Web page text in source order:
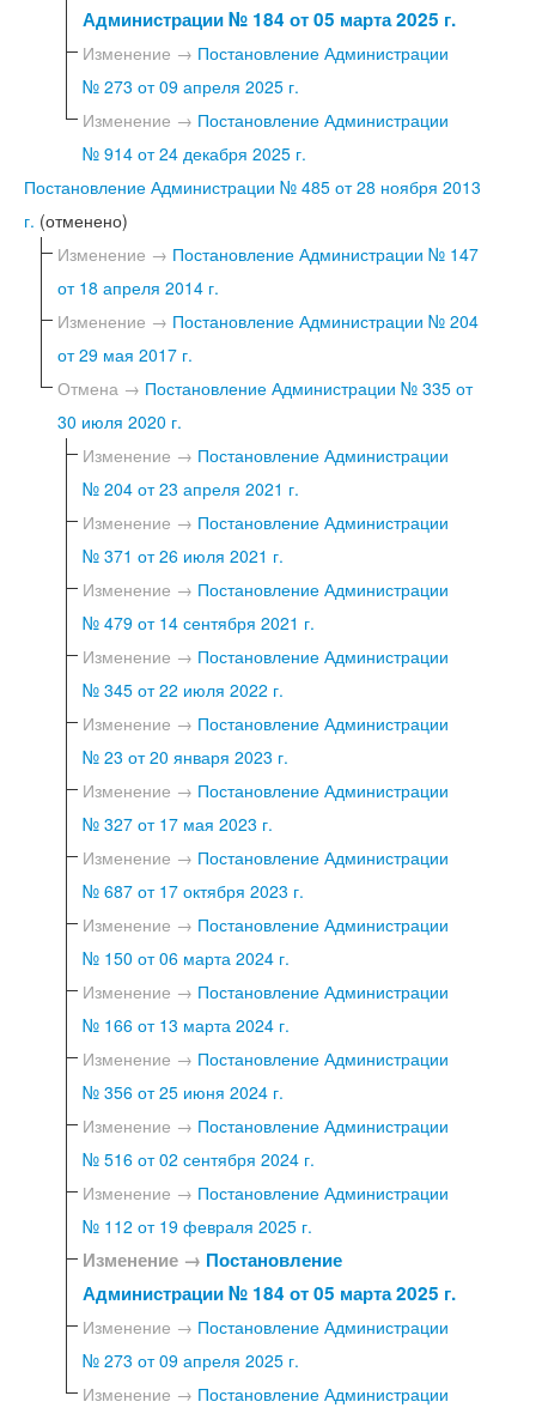
Администрации № 184 от 05 марта 2025 г.
Изменение → Постановление Администрации
№ 273 от 09 апреля 2025 г.
Изменение → Постановление Администрации
№ 914 от 24 декабря 2025 г.
Постановление Администрации № 485 от 28 ноября 2013
г. (отменено)
Изменение → Постановление Администрации № 147
от 18 апреля 2014 г.
Изменение → Постановление Администрации № 204
от 29 мая 2017 г.
Отмена → Постановление Администрации № 335 от
30 июля 2020 г.
Изменение → Постановление Администрации
№ 204 от 23 апреля 2021 г.
Изменение → Постановление Администрации
№ 371 от 26 июля 2021 г.
Изменение → Постановление Администрации
№ 479 от 14 сентября 2021 г.
Изменение → Постановление Администрации
№ 345 от 22 июля 2022 г.
Изменение → Постановление Администрации
№ 23 от 20 января 2023 г.
Изменение → Постановление Администрации
№ 327 от 17 мая 2023 г.
Изменение → Постановление Администрации
№ 687 от 17 октября 2023 г.
Изменение → Постановление Администрации
№ 150 от 06 марта 2024 г.
Изменение → Постановление Администрации
№ 166 от 13 марта 2024 г.
Изменение → Постановление Администрации
№ 356 от 25 июня 2024 г.
Изменение → Постановление Администрации
№ 516 от 02 сентября 2024 г.
Изменение → Постановление Администрации
№ 112 от 19 февраля 2025 г.
Изменение → Постановление
Администрации № 184 от 05 марта 2025 г.
Изменение → Постановление Администрации
№ 273 от 09 апреля 2025 г.
Изменение → Постановление Администрации